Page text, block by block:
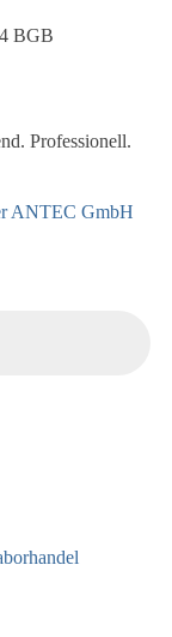
BGB
Professionell.